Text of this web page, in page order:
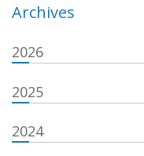
Archives
2026
2025
2024